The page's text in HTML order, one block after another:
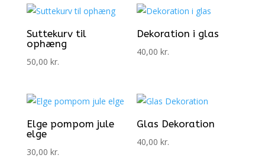
Suttekurv til
ophæng
50,00 kr.
Dekoration i glas
40,00kr.
Elge pompom jule
elge
30,00 kr.
Glas Dekoration
40,00kr.